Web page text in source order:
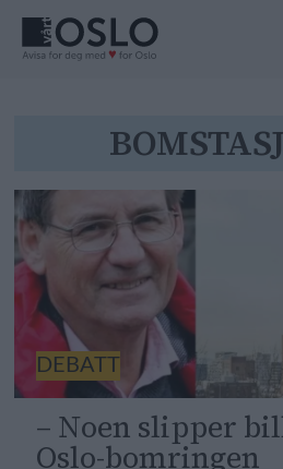
bomstasjoner
DEBATT
– Noen slipper
Oslo-bomringen